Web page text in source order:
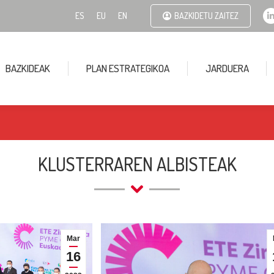
ES EU EN BAZKIDETU ZAITEZ
BAZKIDEAK PLAN ESTRATEGIKOA JARDUERA
KLUSTERRAREN ALBISTEAK
Mar
16